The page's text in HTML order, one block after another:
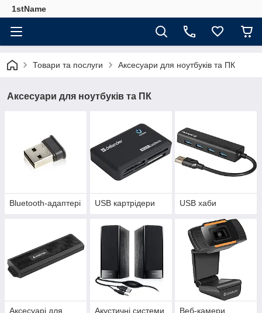
1stName
Товари та послуги Аксесуари для ноутбуків та ПК
Аксесуари для ноутбуків та ПК
Bluetooth-адаптері USB картрідери USB хаби
Аксесуарі для
Акустичні системи Веб-камери